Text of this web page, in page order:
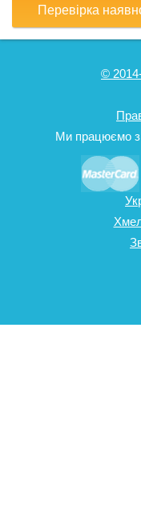
Перевірка
©
Ми працюємо з